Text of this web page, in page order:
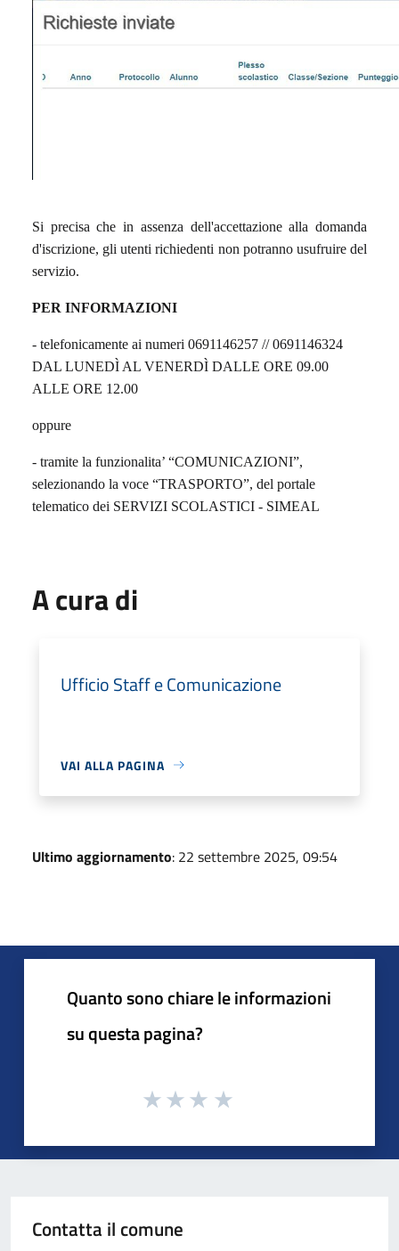
Si precisa che in assenza dell'accettazione alla domanda
d'iscrizione, gli utenti richiedenti non potranno usufruire del
servizio.
PER INFORMAZIONI
- telefonicamente ai numeri 0691146257 // 0691146324
DAL LUNEDÌ AL VENERDÌ DALLE ORE 09.00
ALLE ORE 12.00
oppure
- tramite la funzionalita’ “COMUNICAZIONI”,
selezionando la voce “TRASPORTO”, del portale
telematico dei SERVIZI SCOLASTICI - SIMEAL
A cura di
Ufficio Staff e Comunicazione
VAI ALLA PAGINA
Ultimo aggiornamento: 22 settembre 2025, 09:54
Quanto sono chiare le informazioni
su questa pagina?
Contatta il comune